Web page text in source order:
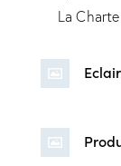
La